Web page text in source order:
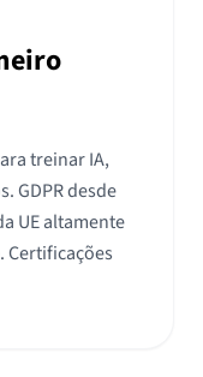
treinar IA,
GDPR desde
UE altamente